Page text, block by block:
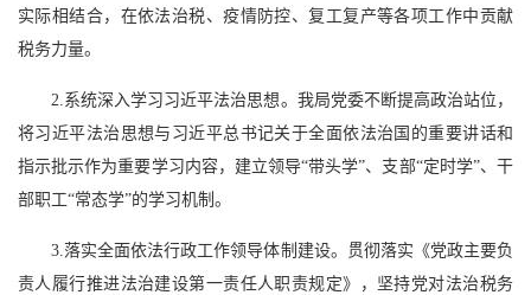
实际相结合，在依法治税、疫情防控、复工复产等各项工作中贡献
税务力量。
2.系统深入学习习近平法治思想。我局党委不断提高政治站位，
将习近平法治思想与习近平总书记关于全面依法治国的重要讲话和
指示批示作为重要学习内容，建立领导“带头学”、支部“定时学”、干
部职工“常态学”的学习机制。
3.落实全面依法行政工作领导体制建设。贯彻落实《党政主要负
责人履行推进法治建设第一责任人职责规定》，坚持党对法治税务